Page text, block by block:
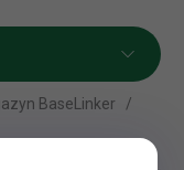
BaseLinker